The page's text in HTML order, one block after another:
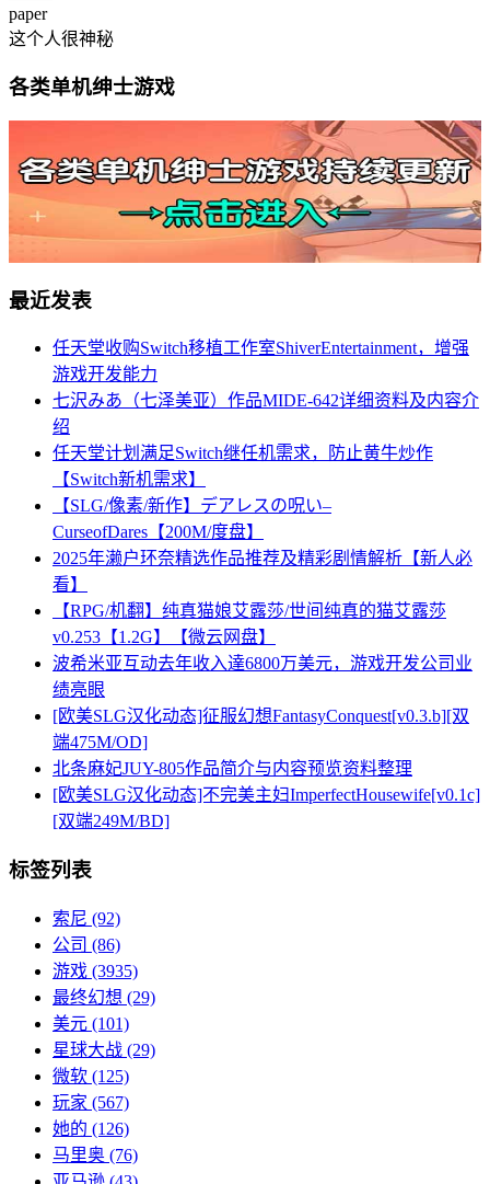
paper
这个人很神秘
各类单机绅士游戏
最近发表
任天堂收购Switch移植工作室ShiverEntertainment，增强
游戏开发能力
七沢みあ（七泽美亚）作品MIDE-642详细资料及内容介
绍
任天堂计划满足Switch继任机需求，防止黄牛炒作
【Switch新机需求】
【SLG/像素/新作】デアレスの呪い–
CurseofDares【200M/度盘】
2025年濑户环奈精选作品推荐及精彩剧情解析【新人必
看】
【RPG/机翻】纯真猫娘艾露莎/世间纯真的猫艾露莎
v0.253【1.2G】【微云网盘】
波希米亚互动去年收入達6800万美元，游戏开发公司业
绩亮眼
[欧美SLG汉化动态]征服幻想FantasyConquest[v0.3.b][双
端475M/OD]
北条麻妃JUY-805作品简介与内容预览资料整理
[欧美SLG汉化动态]不完美主妇ImperfectHousewife[v0.1c]
[双端249M/BD]
标签列表
索尼 (92)
公司 (86)
游戏 (3935)
最终幻想 (29)
美元 (101)
星球大战 (29)
微软 (125)
玩家 (567)
她的 (126)
马里奥 (76)